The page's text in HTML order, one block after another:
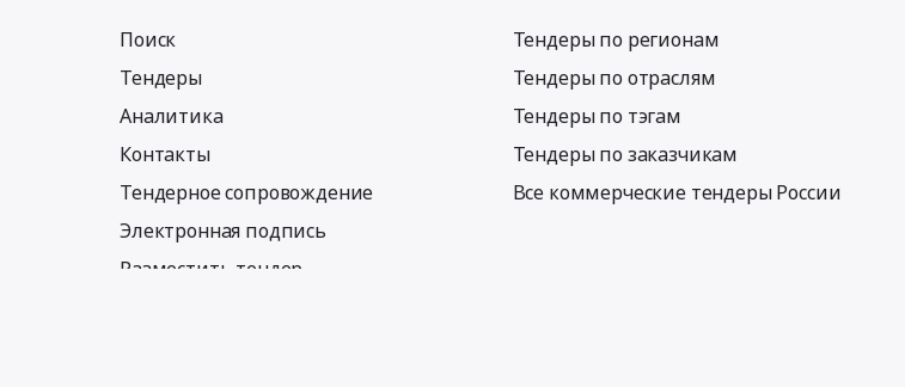
Поиск
Тендеры
Аналитика
Контакты
Тендерное сопровождение
Электронная подпись
Разместить тендер
Тендеры по регионам
Тендеры по отраслям
Тендеры по тэгам
Тендеры по заказчикам
Все коммерческие тендеры России